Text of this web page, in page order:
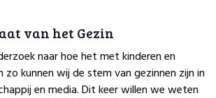
van het Gezin
naar hoe het met kinderen en
zo kunnen wij de stem van gezinnen zijn in
en media. Dit keer willen we weten